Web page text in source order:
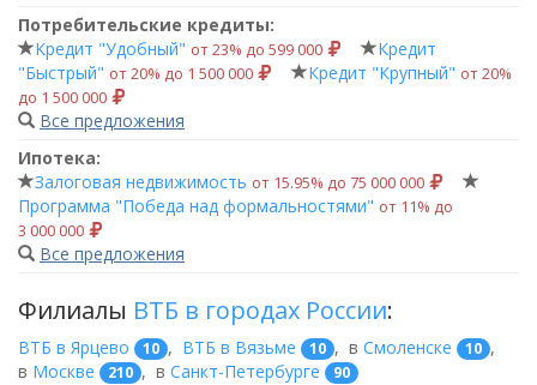
Потребительские кредиты:
Кредит "Удобный" от 23% до 599 000
Кредит
"Быстрый" от 20% до 1 500 000 Кредит "Крупный" от 20%
до 1 500 000
Все предложения
Ипотека:
Залоговая недвижимость от 15.95% до 75 000 000
Программа "Победа над формальностями" от 11% до
3 000 000
Все предложения
Филиалы ВТБ в городах России:
ВТБ в Ярцево 10 , ВТБ в Вязьме 10 , в Смоленске 10 ,
в Москве 210 , в Санкт-Петербурге 90